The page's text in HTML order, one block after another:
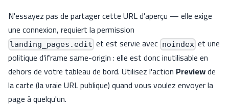
N'essayez pas de partager cette URL d'aperçu — elle exige
une connexion, requiert la permission
landing_pages.edit et est servie avec noindexet une
politique d'iframe same-origin : elle est donc inutilisable en
dehors de votre tableau de bord. Utilisez l'action Previewde
la carte (la vraie URL publique) quand vous voulez envoyer la
page à quelqu'un.